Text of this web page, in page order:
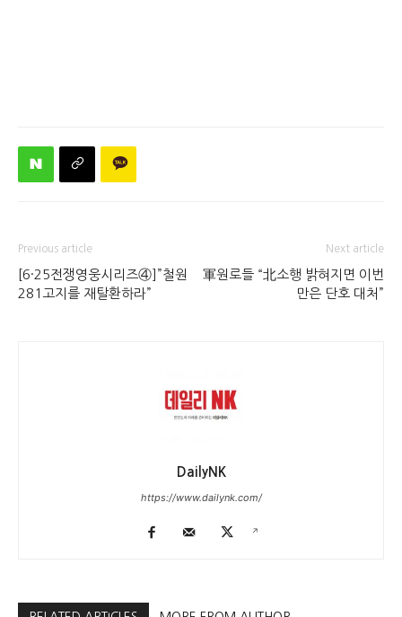
Previous article
[6·25전쟁영웅시리즈④]”철원
281고지를 재탈환하라”
Next article
軍원로들 “北소행 밝혀지면 이번
만은 단호 대처”
DailyNK
https://www.dailynk.com/